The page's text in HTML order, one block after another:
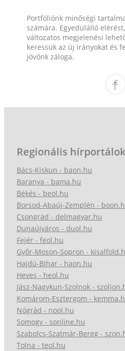
Portfóliónk minőségi
számára. Egyedülálló
változatos megjelenési
keressük az új irányokat és
jövőnk záloga.
Regionális hírportálok
Bács-Kiskun - baon.hu
Baranya - bama.hu
Békés - beol.hu
Borsod-Abaúj-Zemplén -
Csongrád - delmagyar.hu
Dunaújváros - duol.hu
Fejér - feol.hu
Győr-Moson-Sopron -
Hajdú-Bihar - haon.hu
Heves - heol.hu
Jász-Nagykun-Szolnok -
Komárom-Esztergom -
Nógrád - nool.hu
Somogy - sonline.hu
Szabolcs-Szatmár-Bereg -
Tolna - teol.hu